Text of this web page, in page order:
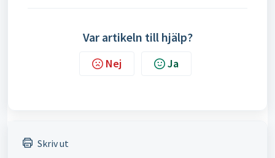
Var artikeln till hjälp?
Nej Ja
Skriv ut